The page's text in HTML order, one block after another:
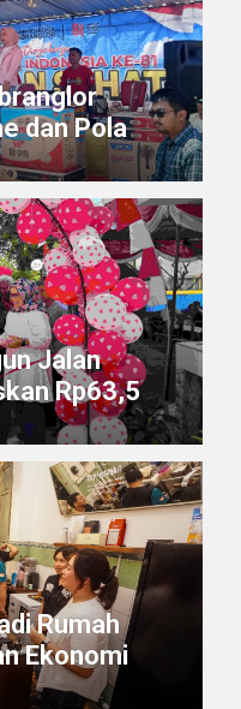
dan Pola
Jalan
Rp63,5
Rumah
Ekonomi